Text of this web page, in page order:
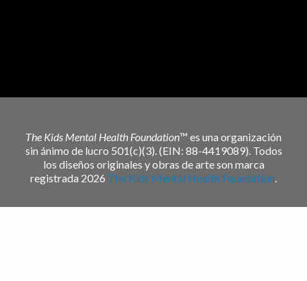
The Kids Mental Health Foundation™ es una organización
sin ánimo de lucro 501(c)(3). (EIN: 88-4419089). Todos
los diseños originales y obras de arte son marca
registrada 2026 The Kids Mental Health Foundation